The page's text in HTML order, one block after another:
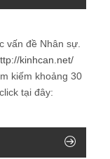
vấn đề Nhân sự
kinhcan.net/
kiếm khoảng 30
tại đây: